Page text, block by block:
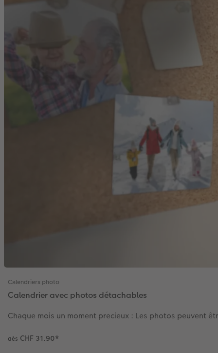
Calendriers photo
Calendrier avec photos détachables
Chaque mois un moment precieux : Les photos peuvent
dès CHF 31.90*